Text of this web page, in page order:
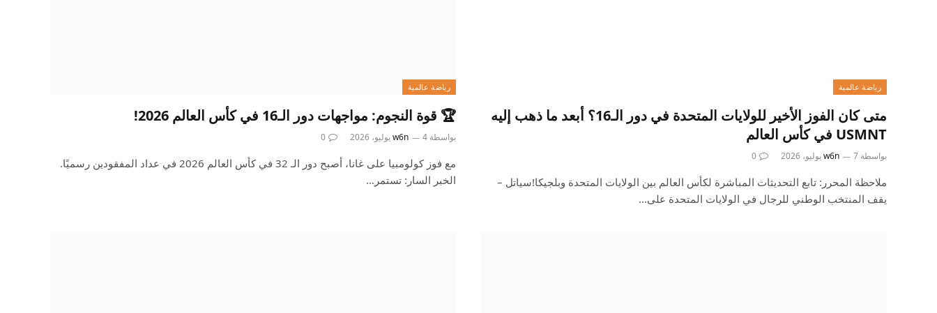
رياضة عالمية
متى كان الفوز الأخير للولايات المتحدة في دور الـ16؟ أبعد ما ذهب إليه
USMNT في كأس العالم
بواسطة w6n 7 يوليو، 2026 0
ملاحظة المحرر: تابع التحديثات المباشرة لكأس العالم بين الولايات المتحدة وبلجيكا!سياتل –
يقف المنتخب الوطني للرجال في الولايات المتحدة على…
رياضة عالمية
🏆 قوة النجوم: مواجهات دور الـ16 في كأس العالم 2026!
بواسطة w6n 4 يوليو، 2026 0
مع فوز كولومبيا على غانا، أصبح دور الـ 32 في كأس العالم 2026 في عداد المفقودين رسميًا.
الخبر السار: تستمر…